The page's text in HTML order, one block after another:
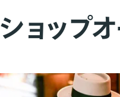
ショップ